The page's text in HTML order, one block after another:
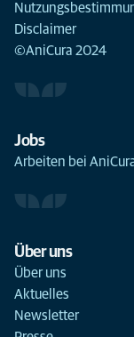
Disclaimer
©AniCura 2024
Jobs
Arbeiten bei
Über uns
Über uns
Aktuelles
Newsletter